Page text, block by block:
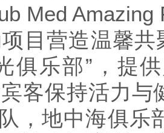
Med
目营造温馨共
俱乐部”，提
客保持活力与
，地中海俱乐